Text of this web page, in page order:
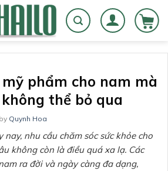
phẩm cho nam mà
thể bỏ qua
by Quynh Hoa
nay, nhu cầu chăm sóc sức khỏe cho
không còn là điều quá xa lạ. Các
ra đời và ngày càng đa dạng,